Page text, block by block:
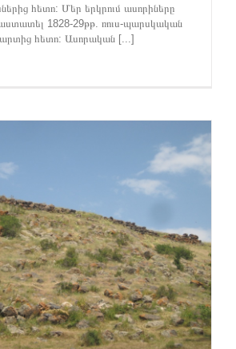
հետո: Մեր երկրում ասորիները
1828-29թթ. ռուս-պարսկական
հետո: Ասորական [...]